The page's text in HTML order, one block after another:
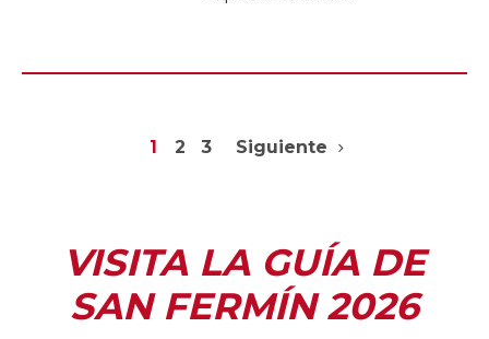
1 2 3 Siguiente
VISITA LA GUÍA DE
SAN FERMÍN 2026